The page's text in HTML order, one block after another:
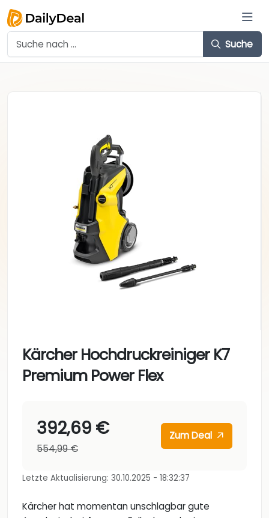
Suche
Kärcher Hochdruckreiniger K7
Premium Power Flex
392,69 €
554,99 €
Zum Deal
Letzte Aktualisierung: 30.10.2025 - 18:32:37
Kärcher hat momentan unschlagbar gute